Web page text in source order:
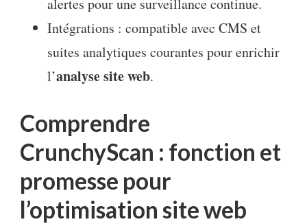
Intégrations : compatible avec CMS et
suites analytiques courantes pour enrichir
l’analyse site web.
Comprendre
CrunchyScan : fonction et
promesse pour
l’optimisation site web